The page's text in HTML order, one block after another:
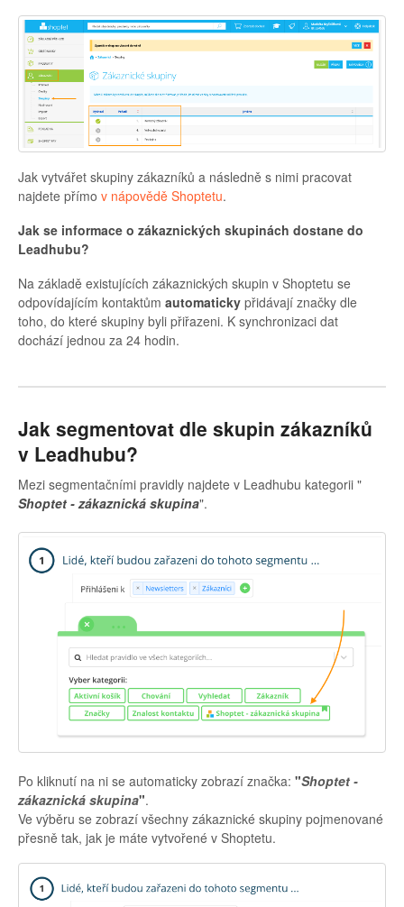
Jak vytvářet skupiny zákazníků a následně s nimi pracovat
najdete přímo v nápovědě Shoptetu.
Jak se informace o zákaznických skupinách dostane do
Leadhubu?
Na základě existujících zákaznických skupin v Shoptetu se
odpovídajícím kontaktům automaticky přidávají značky dle
toho, do které skupiny byli přiřazeni. K synchronizaci dat
dochází jednou za 24 hodin.
Jak segmentovat dle skupin zákazníků
v Leadhubu?
Mezi segmentačními pravidly najdete v Leadhubu kategorii "
Shoptet - zákaznická skupina".
Po kliknutí na ni se automaticky zobrazí značka: "Shoptet -
zákaznická skupina".
Ve výběru se zobrazí všechny zákaznické skupiny pojmenované
přesně tak, jak je máte vytvořené v Shoptetu.